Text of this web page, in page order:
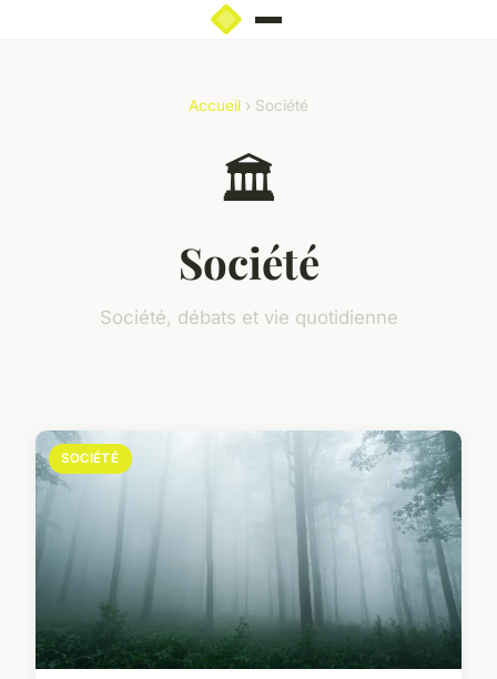
Accueil › Société
🏛️
Société
Société, débats et vie quotidienne
SOCIÉTÉ